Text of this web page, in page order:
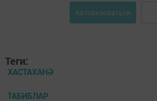
Авторизоваться
Теги:
ХАСТАХАНӘ
ТАБИБЛАР